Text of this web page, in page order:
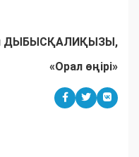
ДЫБЫСҚАЛИҚЫЗЫ,
«Орал өңірі»